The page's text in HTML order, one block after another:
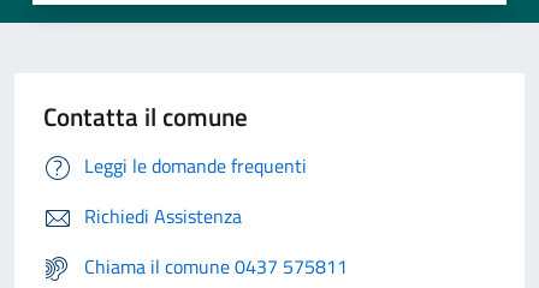
Contatta il comune
Leggi le domande frequenti
Richiedi Assistenza
Chiama il comune 0437 575811